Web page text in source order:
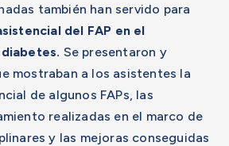
también han servido para
del FAP en el
Se presentaron y
mostraban a los asistentes la
de algunos FAPs, las
realizadas en el marco de
y las mejoras conseguidas